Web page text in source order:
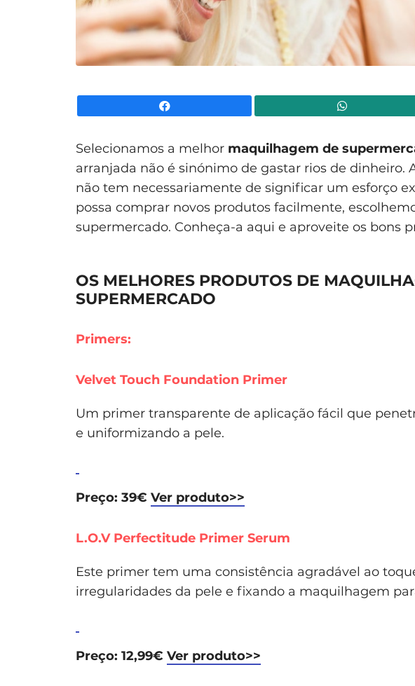
Selecionamos a melhor maquilhagem de
arranjada não é sinónimo de gastar rios de dinheiro.
não tem necessariamente de significar um esforço
possa comprar novos produtos facilmente,
supermercado. Conheça-a aqui e aproveite os bons
OS MELHORES PRODUTOS DE
SUPERMERCADO
Primers:
Velvet Touch Foundation Primer
Um primer transparente de aplicação fácil que
e uniformizando a pele.
Preço: 39€ Ver produto>>
L.O.V Perfectitude Primer Serum
Este primer tem uma consistência agradável ao
irregularidades da pele e fixando a maquilhagem
Preço: 12,99€ Ver produto>>